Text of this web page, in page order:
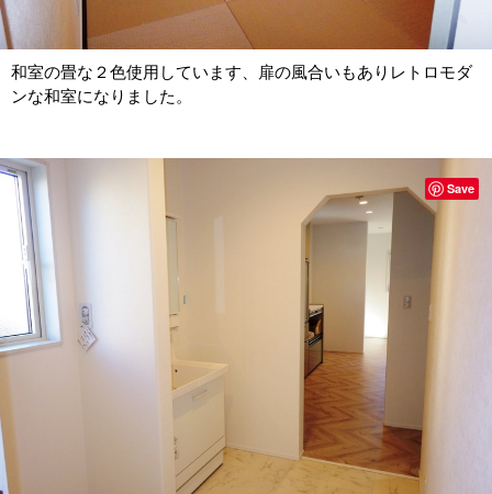
和室の畳な２色使用しています、扉の風合いもありレトロモダ
ンな和室になりました。
Save